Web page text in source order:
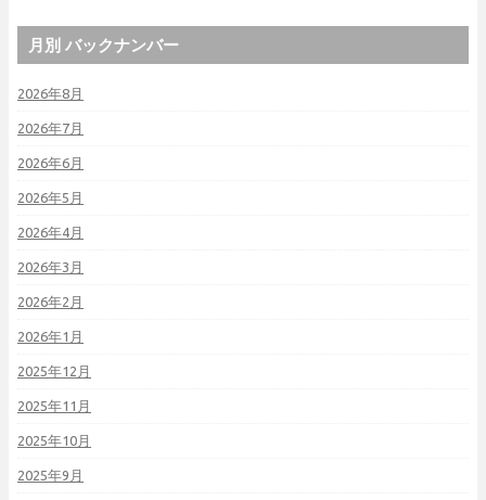
月別 バックナンバー
2026年8月
2026年7月
2026年6月
2026年5月
2026年4月
2026年3月
2026年2月
2026年1月
2025年12月
2025年11月
2025年10月
2025年9月